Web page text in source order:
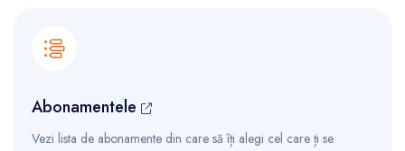
Abonamentele
Vezi lista de abonamente din care să îți alegi cel care ți se